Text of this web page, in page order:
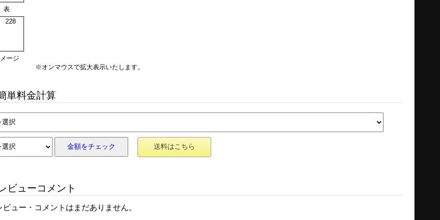
表
ージ
※オンマウスで拡大表示いたします。
単料金計算
金額をチェック 送料はこちら
ビューコメント
ュー・コメントはまだありません。